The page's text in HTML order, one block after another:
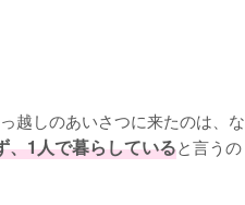
越しのあいさつに来たのは、な
、1人で暮らしていると言うの